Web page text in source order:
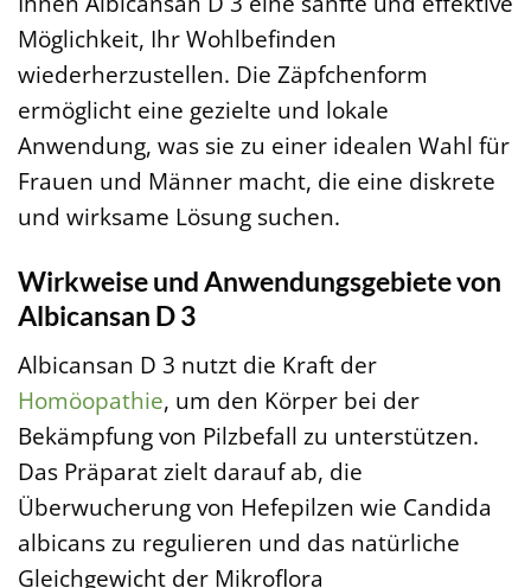
Möglichkeit, Ihr Wohlbefinden
wiederherzustellen. Die Zäpfchenform
ermöglicht eine gezielte und lokale
Anwendung, was sie zu einer idealen Wahl für
Frauen und Männer macht, die eine diskrete
und wirksame Lösung suchen.
Wirkweise und Anwendungsgebiete von
Albicansan D 3
Albicansan D 3 nutzt die Kraft der
Homöopathie, um den Körper bei der
Bekämpfung von Pilzbefall zu unterstützen.
Das Präparat zielt darauf ab, die
Überwucherung von Hefepilzen wie Candida
albicans zu regulieren und das natürliche
Gleichgewicht der Mikroflora